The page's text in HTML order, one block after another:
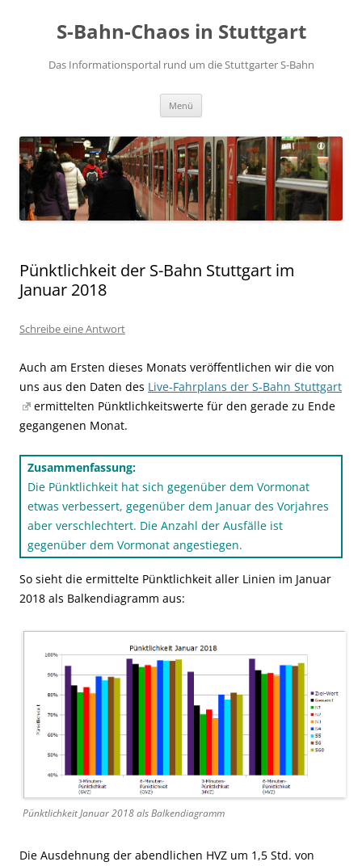
S-Bahn-Chaos in Stuttgart
Das Informationsportal rund um die Stuttgarter S-Bahn
Menü
Pünktlichkeit der S-Bahn Stuttgart im
Januar 2018
Schreibe eine Antwort
Auch am Ersten dieses Monats veröffentlichen wir die von
uns aus den Daten des Live-Fahrplans der S-Bahn Stuttgart
ermittelten Pünktlichkeitswerte für den gerade zu Ende
gegangenen Monat.
Zusammenfassung:
Die Pünktlichkeit hat sich gegenüber dem Vormonat
etwas verbessert, gegenüber dem Januar des Vorjahres
aber verschlechtert. Die Anzahl der Ausfälle ist
gegenüber dem Vormonat angestiegen.
So sieht die ermittelte Pünktlichkeit aller Linien im Januar
2018 als Balkendiagramm aus:
Pünktlichkeit Januar 2018 als Balkendiagramm
Die Ausdehnung der abendlichen HVZ um 1,5 Std. von